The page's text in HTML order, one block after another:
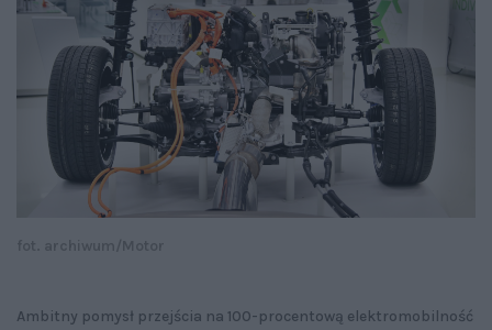
Ambitny pomysł przejścia na 100-procentową elektromobilność